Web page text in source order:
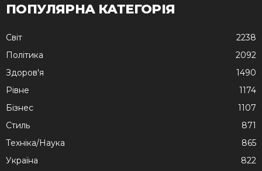
ПОПУЛЯРНА КАТЕГОРІЯ
Cвіт
2238
Політика
2092
Здоров'я
1490
Рівне
1174
Бізнес
1107
Стиль
871
Техніка/Наука
865
Україна
822